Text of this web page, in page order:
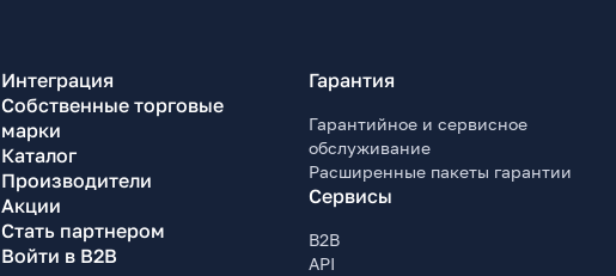
Интеграция
Собственные торговые
марки
Каталог
Производители
Акции
Стать партнером
Войти в B2B
Гарантия
Гарантийное и сервисное
обслуживание
Расширенные пакеты гарантии
Сервисы
B2B
API